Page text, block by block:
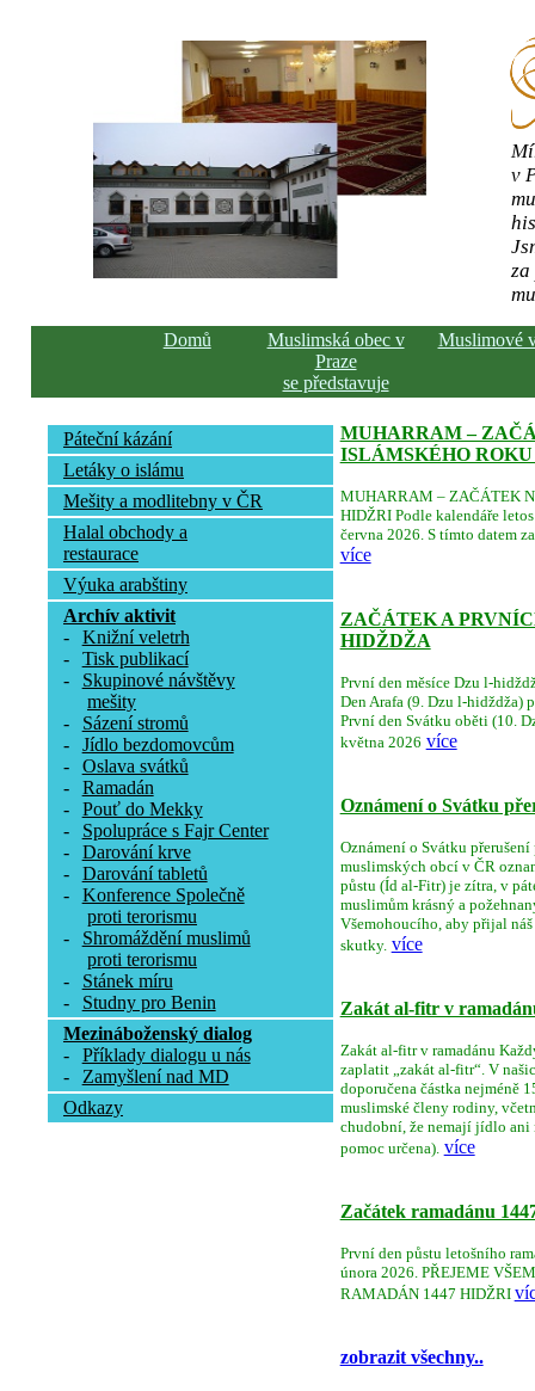
v
Domů
Muslimská obec v
Praze
se představuje
Muslimové
Páteční kázání
Letáky o islámu
Mešity a modlitebny v ČR
Halal obchody a
restaurace
Výuka arabštiny
Archív aktivit
-
Knižní veletrh
-
Tisk publikací
-
Skupinové návštěvy
mešity
-
Sázení stromů
-
Jídlo bezdomovcům
-
Oslava svátků
-
Ramadán
-
Pouť do Mekky
-
Spolupráce s Fajr Center
-
Darování krve
-
Darování tabletů
-
Konference Společně
proti terorismu
-
Shromáždění muslimů
proti terorismu
-
Stánek míru
-
Studny pro Benin
Mezináboženský dialog
-
Příklady dialogu u nás
-
Zamyšlení nad MD
Odkazy
MUHARRAM –
ISLÁMSKÉHO
MUHARRAM – ZAČÁTEK
HIDŽRI Podle kalendáře
června 2026. S tímto datem
více
ZAČÁTEK A
HIDŽDŽA
První den měsíce Dzu l-
Den Arafa (9. Dzu l-hidždža)
První den Svátku oběti (10.
května 2026 více
Oznámení o Svátku
Oznámení o Svátku
muslimských obcí v ČR
půstu (Íd al-Fitr) je zítra, v
muslimům krásný a
Všemohoucího, aby přijal
skutky. více
Zakát al-fitr v
Zakát al-fitr v ramadánu
zaplatit „zakát al-fitr“. V
doporučena částka nejméně
muslimské členy rodiny,
chudobní, že nemají jídlo ani
pomoc určena). více
Začátek ramadánu
První den půstu letošního
února 2026. PŘEJEME
RAMADÁN 1447 HIDŽRI
zobrazit všechny..